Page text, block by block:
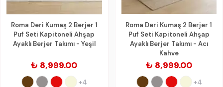
Roma Deri Kumaş 2 Berjer 1
Puf Seti Kapitoneli Ahşap
Ayaklı Berjer Takımı - Yeşil
₺ 8,999.00
+4
Roma Deri Kumaş 2 Berjer 1
Puf Seti Kapitoneli Ahşap
Ayaklı Berjer Takımı - Acı
Kahve
₺ 8,999.00
+4